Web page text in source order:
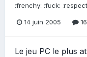
:frenchy: :fuck:
14 juin 2005
Le jeu PC le plus